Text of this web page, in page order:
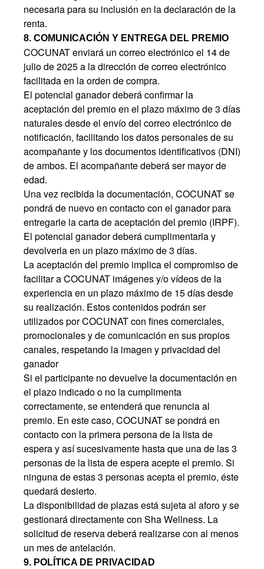
necesaria para su inclusión en la declaración de la
renta.
8. COMUNICACIÓN Y ENTREGA DEL PREMIO
COCUNAT enviará un correo electrónico el 14 de
julio de 2025 a la dirección de correo electrónico
facilitada en la orden de compra.
El potencial ganador deberá confirmar la
aceptación del premio en el plazo máximo de 3 días
naturales desde el envío del correo electrónico de
notificación, facilitando los datos personales de su
acompañante y los documentos identificativos (DNI)
de ambos. El acompañante deberá ser mayor de
edad.
Una vez recibida la documentación, COCUNAT se
pondrá de nuevo en contacto con el ganador para
entregarle la carta de aceptación del premio (IRPF).
El potencial ganador deberá cumplimentarla y
devolverla en un plazo máximo de 3 días.
La aceptación del premio implica el compromiso de
facilitar a COCUNAT imágenes y/o vídeos de la
experiencia en un plazo máximo de 15 días desde
su realización. Estos contenidos podrán ser
utilizados por COCUNAT con fines comerciales,
promocionales y de comunicación en sus propios
canales, respetando la imagen y privacidad del
ganador
Si el participante no devuelve la documentación en
el plazo indicado o no la cumplimenta
correctamente, se entenderá que renuncia al
premio. En este caso, COCUNAT se pondrá en
contacto con la primera persona de la lista de
espera y así sucesivamente hasta que una de las 3
personas de la lista de espera acepte el premio. Si
ninguna de estas 3 personas acepta el premio, éste
quedará desierto.
La disponibilidad de plazas está sujeta al aforo y se
gestionará directamente con Sha Wellness. La
solicitud de reserva deberá realizarse con al menos
un mes de antelación.
9. POLÍTICA DE PRIVACIDAD